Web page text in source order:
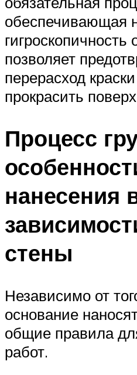
обеспечивающая
гигроскопичность
позволяет
перерасход
прокрасить
Процесс
нанесения
стены
Независимо от
основание
общие правила
работ.